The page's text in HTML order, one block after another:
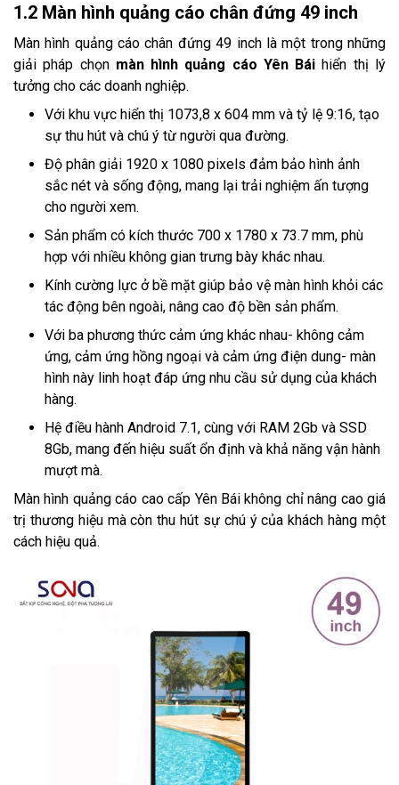
1.2 Màn hình quảng cáo chân đứng 49 inch
Màn hình quảng cáo chân đứng 49 inch là một trong những
giải pháp chọn màn hình quảng cáo Yên Báihiển thị lý
tưởng cho các doanh nghiệp.
Với khu vực hiển thị 1073,8 x 604 mm và tỷ lệ 9:16, tạo
sự thu hút và chú ý từ người qua đường.
Độ phân giải 1920 x 1080 pixels đảm bảo hình ảnh
sắc nét và sống động, mang lại trải nghiệm ấn tượng
cho người xem.
Sản phẩm có kích thước 700 x 1780 x 73.7 mm, phù
hợp với nhiều không gian trưng bày khác nhau.
Kính cường lực ở bề mặt giúp bảo vệ màn hình khỏi các
tác động bên ngoài, nâng cao độ bền sản phẩm.
Với ba phương thức cảm ứng khác nhau- không cảm
ứng, cảm ứng hồng ngoại và cảm ứng điện dung- màn
hình này linh hoạt đáp ứng nhu cầu sử dụng của khách
hàng.
Hệ điều hành Android 7.1, cùng với RAM 2Gb và SSD
8Gb, mang đến hiệu suất ổn định và khả năng vận hành
mượt mà.
Màn hình quảng cáo cao cấp Yên Bái không chỉ nâng cao giá
trị thương hiệu mà còn thu hút sự chú ý của khách hàng một
cách hiệu quả.